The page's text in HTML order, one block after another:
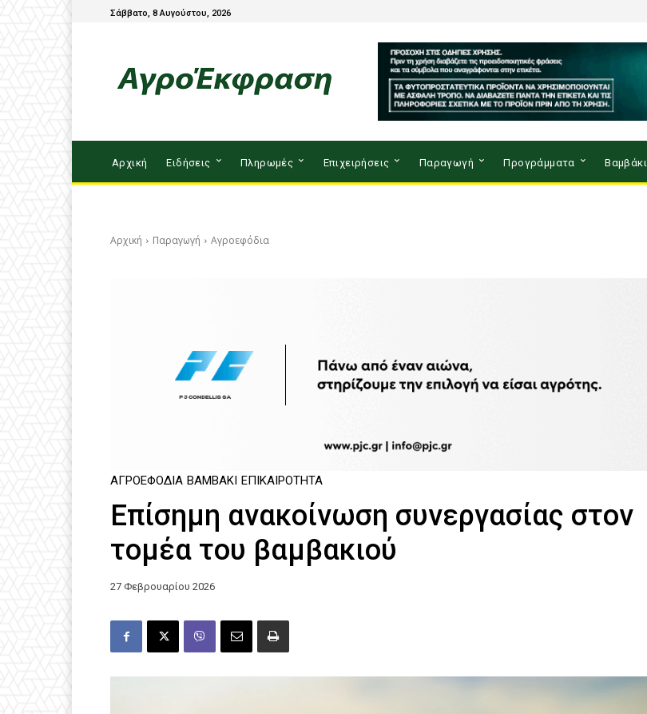
Σάββατο, 8 Αυγούστου, 2026
Αρχική Ειδήσεις Πληρωμές Επιχειρήσεις Παραγωγή Προγράμματα Βαμβάκι
Αρχική Παραγωγή Αγροεφόδια
ΑΓΡΟΕΦΌΔΙΑ ΒΑΜΒΆΚΙ ΕΠΙΚΑΙΡΌΤΗΤΑ
Επίσημη ανακοίνωση συνεργασίας στον
τομέα του βαμβακιού
27 Φεβρουαρίου 2026